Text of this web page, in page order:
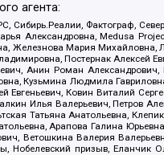
агента:
Фактограф,
Александровна, Medusa
Мария Михайловна,
Постернак Алексей
Анин Роман
Кузьмина Людмила
Ковин Виталий
Илья Валерьевич, Петров
Татьяна Анатольевна,
Арапова Галина
Ветошкина Валерия
призыв, Еланчик